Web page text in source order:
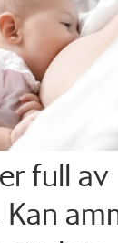
full av